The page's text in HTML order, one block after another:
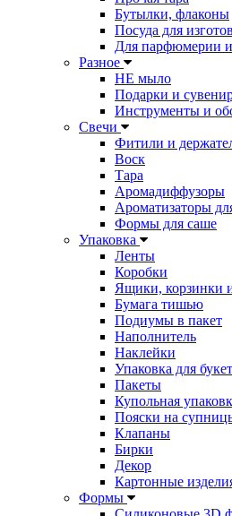
Бутылки, флаконы
Посуда для
Для парфюмерии
Разное
НЕ мыло
Подарки и
Инструменты и
Свечи
Фитили и
Воск
Тара
Аромадиффузоры
Ароматизаторы
Формы для саше
Упаковка
Ленты
Коробки
Ящики, корзинки
Бумага тишью
Подиумы в пакет
Наполнитель
Наклейки
Упаковка для
Пакеты
Купольная
Пояски на
Клапаны
Бирки
Декор
Картонные
Формы